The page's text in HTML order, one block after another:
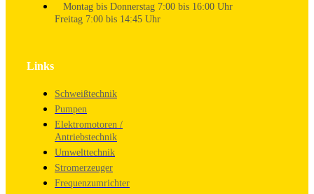
Montag bis Donnerstag 7:00 bis 16:00 Uhr
Freitag 7:00 bis 14:45 Uhr
Links
Schweißtechnik
Pumpen
Elektromotoren /
Antriebstechnik
Umwelttechnik
Stromerzeuger
Frequenzumrichter